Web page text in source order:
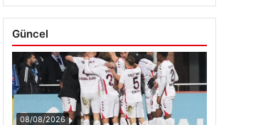
Güncel
08/08/2026